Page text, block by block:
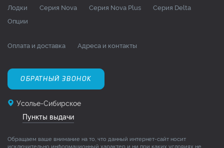
Лодки Серия Nova Серия Nova Plus
Серия Delta
Опции
Оплата и доставка Адреса и контакты
ОБРАТНЫЙ ЗВОНОК
Усолье-Сибирское
Пункты выдачи
Обращаем ваше внимание на то, что данный интернет-сайт носит
исключительно информационный характер и ни при каких условиях не